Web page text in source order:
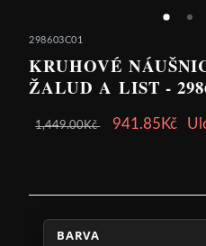
298603C01
KRUHOVÉ
ŽALUD A LIST -
1,449.00Kč 941.85Kč
BARVA